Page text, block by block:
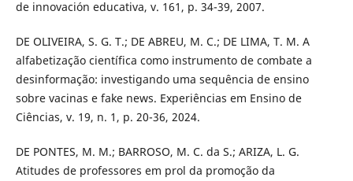
de innovación educativa, v. 161, p. 34-39, 2007.
DE OLIVEIRA, S. G. T.; DE ABREU, M. C.; DE LIMA, T. M. A
alfabetização científica como instrumento de combate a
desinformação: investigando uma sequência de ensino
sobre vacinas e fake news. Experiências em Ensino de
Ciências, v. 19, n. 1, p. 20-36, 2024.
DE PONTES, M. M.; BARROSO, M. C. da S.; ARIZA, L. G.
Atitudes de professores em prol da promoção da